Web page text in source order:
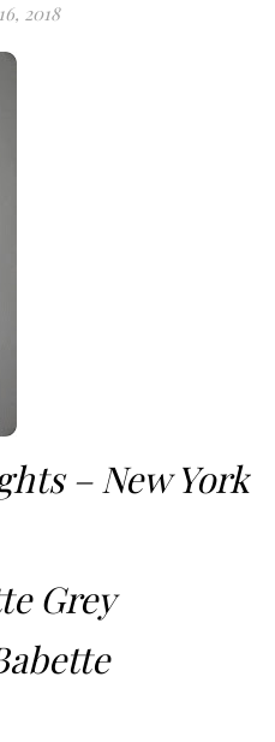
2018
– New York
Grey